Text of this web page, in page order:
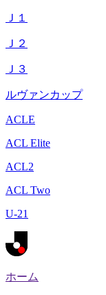
Ｊ１
Ｊ２
Ｊ３
ルヴァンカップ
ACLE
ACL Elite
ACL2
ACL Two
U-21
ホーム